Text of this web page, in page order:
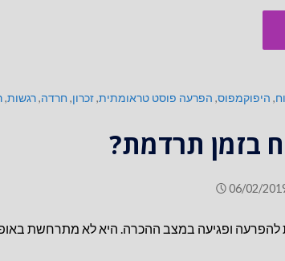
, היפוקמפוס, הפרעה פוסט טראומתית,זכרון, חרדה,רגשות,
בזמן תרדמת?
06/02/
להפרעה ופגיעה במצב ההכרה. היא לא מתרחשת